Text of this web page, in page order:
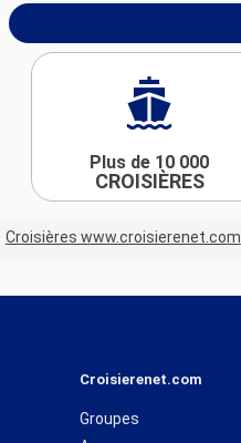
Plus de 10 000
CROISIÈRES
Croisières www.croisierenet.com
Croisierenet.com
Groupes